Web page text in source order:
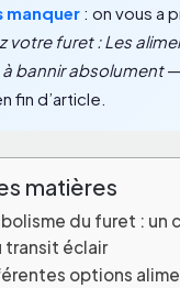
manquer : on vous a
votre furet : Les
bannir absolument—
fin d’article.
matières
du furet : un
transit éclair
options